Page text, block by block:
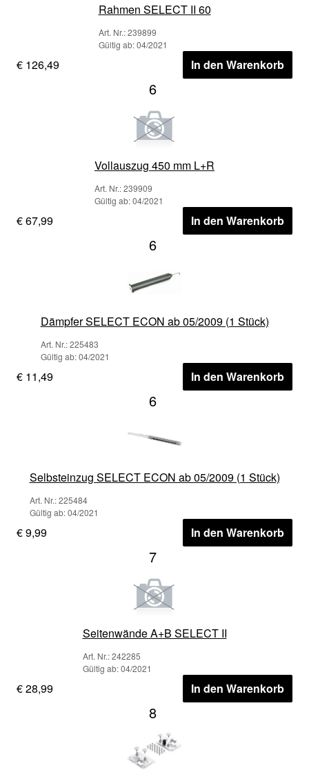
Rahmen SELECT II 60
Art. Nr.: 239899
Gültig ab: 04/2021
€ 126,49 In den Warenkorb
6
Vollauszug 450 mm L+R
Art. Nr.: 239909
Gültig ab: 04/2021
€ 67,99 In den Warenkorb
6
Dämpfer SELECT ECON ab 05/2009 (1 Stück)
Art. Nr.: 225483
Gültig ab: 04/2021
€ 11,49 In den Warenkorb
6
Selbsteinzug SELECT ECON ab 05/2009 (1 Stück)
Art. Nr.: 225484
Gültig ab: 04/2021
€ 9,99 In den Warenkorb
7
Seitenwände A+B SELECT II
Art. Nr.: 242285
Gültig ab: 04/2021
€ 28,99 In den Warenkorb
8